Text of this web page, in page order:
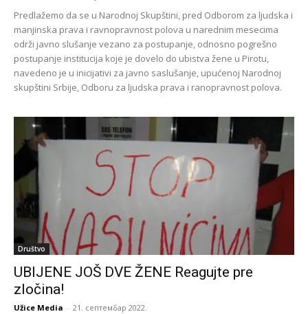
Predlažemo da se u Narodnoj Skupštini, pred Odborom za ljudska i
manjinska prava i ravnopravnost polova u narednim mesecima
održi javno slušanje vezano za postupanje, odnosno pogrešno
postupanje institucija koje je dovelo do ubistva žene u Pirotu,
navedeno je u inicijativi za javno saslušanje, upućenoj Narodnoj
skupštini Srbije, Odboru za ljudska prava i ranopravnost polova.
Društvo
UBIJENE JOŠ DVE ŽENE Reagujte pre
zločina!
Užice Media - 21. септембар 2022.